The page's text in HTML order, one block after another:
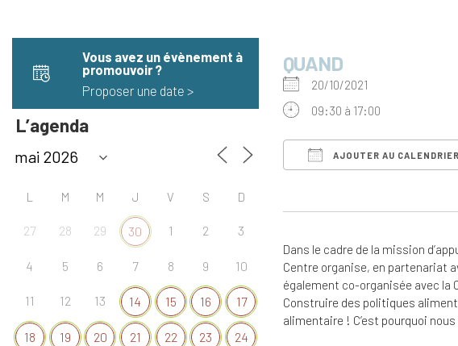
QUAND
20/10/2021
09:30 à 17:00
AJOUTER AU CALENDRIER
Dans le cadre de la mission
Centre organise, en partenariat
également co-organisée avec la
Construire des politiques
alimentaire ! C’est pourquoi
Vous avez un évènement à
promouvoir​ ?
Proposer une date >
L’agenda
L M M J V S D
27 28 29 30 1 2 3
4 5 6 7 8 9 10
11 12 13 14 15 16 17
18 19 20 21 22 23 24